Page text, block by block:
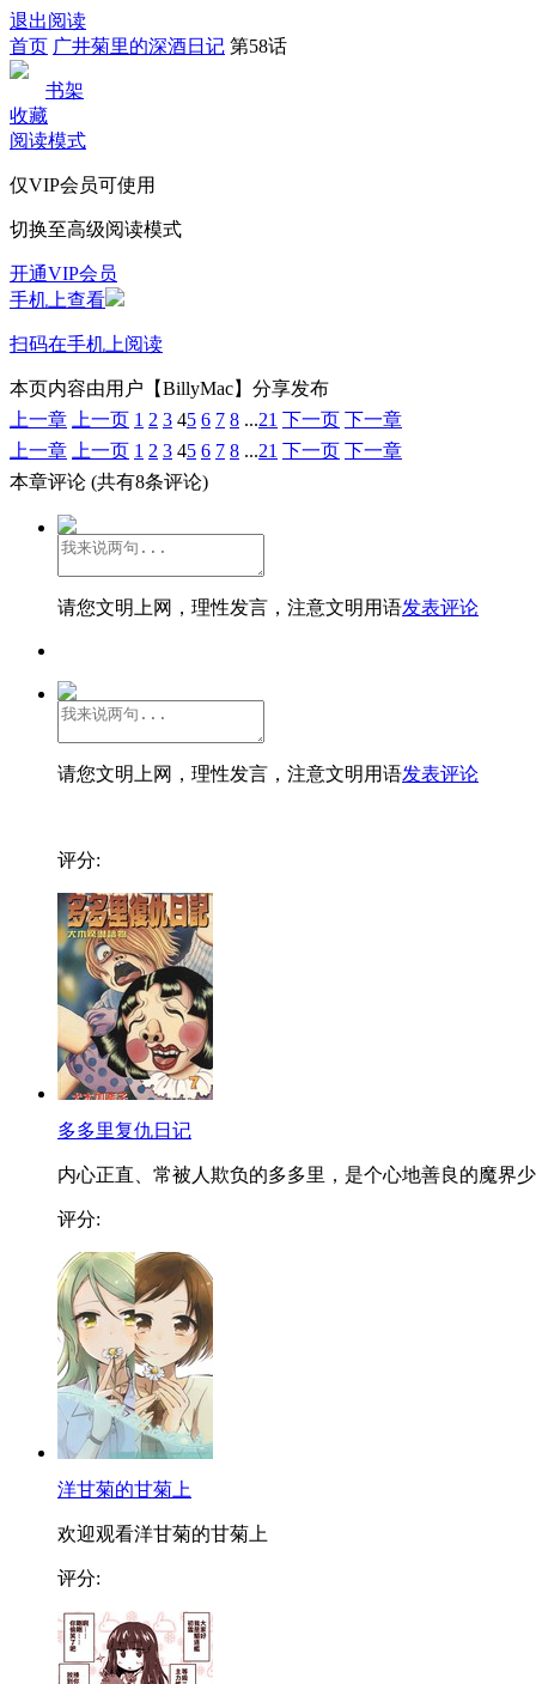
退出阅读
首页 广井菊里的深酒日记 第58话
书架
收藏
阅读模式
仅VIP会员可使用
切换至高级阅读模式
开通VIP会员
手机上查看
扫码在手机上阅读
本页内容由用户【BillyMac】分享发布
上一章
上一页 1 2 3 45 6 7 8 ...21 下一页 下一章
上一章
上一页 1 2 3 45 6 7 8 ...21 下一页 下一章
本章评论 (共有8条评论)
请您文明上网，理性发言，注意文明用语发表评论
请您文明上网，理性发言，注意文明用语发表评论
评分:
多多里复仇日记
内心正直、常被人欺负的多多里，是个心地善良的魔界
评分:
洋甘菊的甘菊上
欢迎观看洋甘菊的甘菊上
评分: